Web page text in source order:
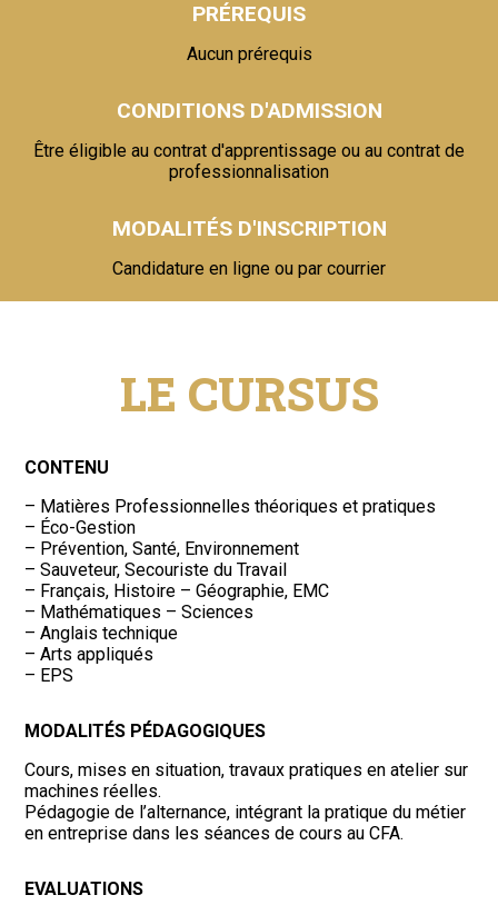
PRÉREQUIS
Aucun prérequis
CONDITIONS D'ADMISSION
Être éligible au contrat d'apprentissage ou au contrat de
professionnalisation
MODALITÉS D'INSCRIPTION
Candidature en ligne ou par courrier
LE CURSUS
CONTENU
– Matières Professionnelles théoriques et pratiques
– Éco-Gestion
– Prévention, Santé, Environnement
– Sauveteur, Secouriste du Travail
– Français, Histoire – Géographie, EMC
– Mathématiques – Sciences
– Anglais technique
– Arts appliqués
– EPS
MODALITÉS PÉDAGOGIQUES
Cours, mises en situation, travaux pratiques en atelier sur
machines réelles.
Pédagogie de l’alternance, intégrant la pratique du métier
en entreprise dans les séances de cours au CFA.
EVALUATIONS